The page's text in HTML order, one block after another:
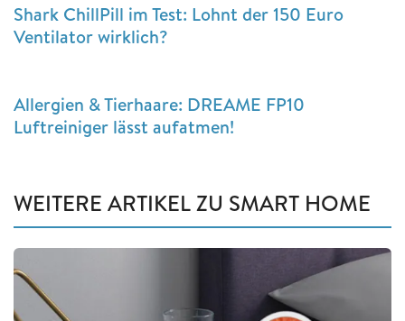
Shark ChillPill im Test: Lohnt der 150 Euro
Ventilator wirklich?
Allergien & Tierhaare: DREAME FP10
Luftreiniger lässt aufatmen!
WEITERE ARTIKEL ZU SMART HOME